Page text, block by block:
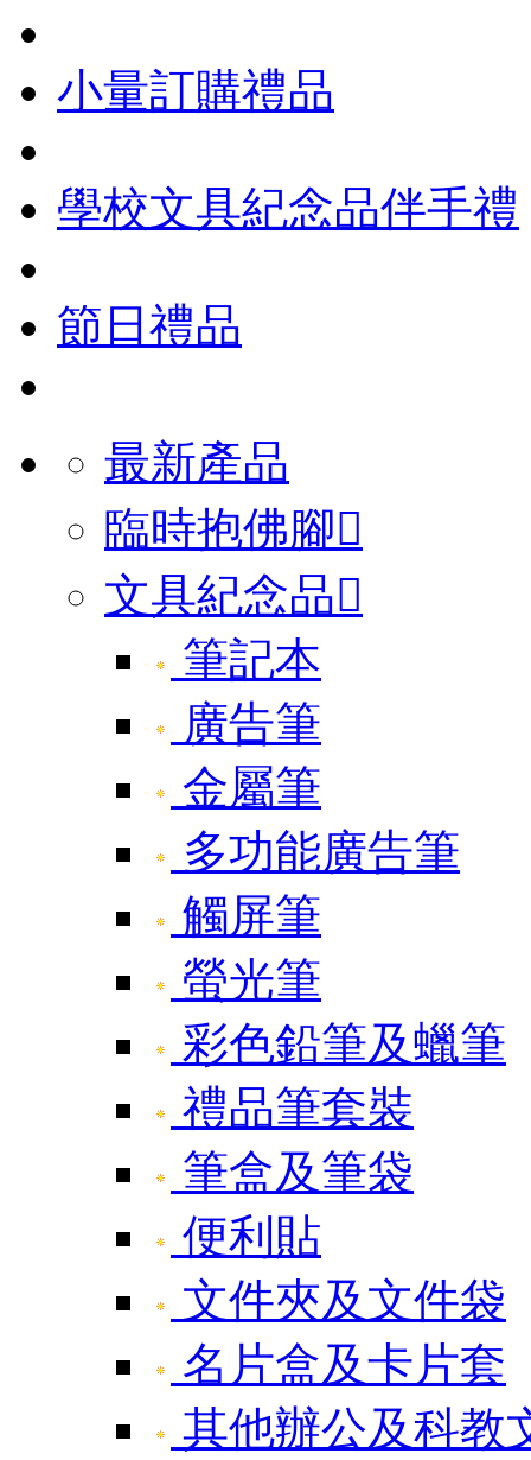
小量訂購禮品
學校文具紀念品伴手禮
節日禮品
最新產品
臨時抱佛腳
文具紀念品
筆記本
廣告筆
金屬筆
多功能廣告筆
觸屏筆
螢光筆
彩色鉛筆及蠟筆
禮品筆套裝
筆盒及筆袋
便利貼
文件夾及文件袋
名片盒及卡片套
其他辦公及科教